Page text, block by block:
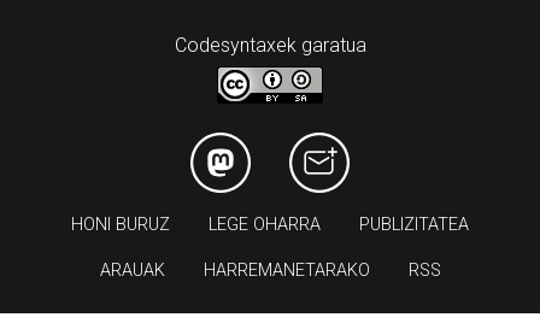
Codesyntaxek garatua
HONI BURUZ LEGE OHARRA PUBLIZITATEA
ARAUAK HARREMANETARAKO RSS